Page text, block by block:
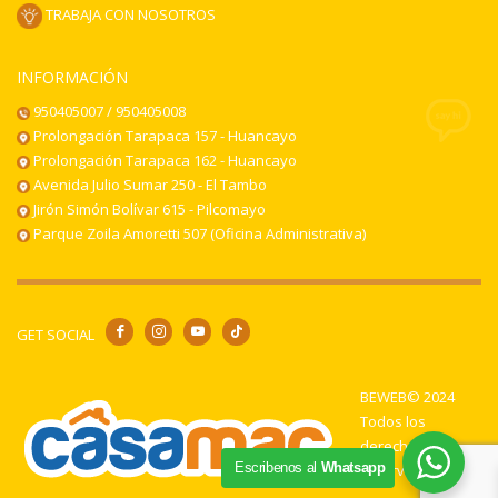
TRABAJA CON NOSOTROS
INFORMACIÓN
950405007 / 950405008
Prolongación Tarapaca 157 - Huancayo
Prolongación Tarapaca 162 - Huancayo
Avenida Julio Sumar 250 - El Tambo
Jirón Simón Bolívar 615 - Pilcomayo
Parque Zoila Amoretti 507 (Oficina Administrativa)
GET SOCIAL
BEWEB© 2024
Todos los
derechos
reservados.
Escribenos al Whatsapp